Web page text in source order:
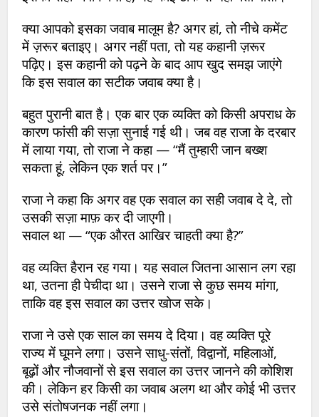
क्या आपको इसका जवाब मालूम है? अगर हां, तो नीचे कमेंट
में ज़रूर बताइए। अगर नहीं पता, तो यह कहानी ज़रूर
पढ़िए। इस कहानी को पढ़ने के बाद आप खुद समझ जाएंगे
कि इस सवाल का सटीक जवाब क्या है।
बहुत पुरानी बात है। एक बार एक व्यक्ति को किसी अपराध के
कारण फांसी की सज़ा सुनाई गई थी। जब वह राजा के दरबार
में लाया गया, तो राजा ने कहा — “मैं तुम्हारी जान बख्श
सकता हूं, लेकिन एक शर्त पर।”
राजा ने कहा कि अगर वह एक सवाल का सही जवाब दे दे, तो
उसकी सज़ा माफ़ कर दी जाएगी।
सवाल था — “एक औरत आखिर चाहती क्या है?”
वह व्यक्ति हैरान रह गया। यह सवाल जितना आसान लग रहा
था, उतना ही पेचीदा था। उसने राजा से कुछ समय मांगा,
ताकि वह इस सवाल का उत्तर खोज सके।
राजा ने उसे एक साल का समय दे दिया। वह व्यक्ति पूरे
राज्य में घूमने लगा। उसने साधु-संतों, विद्वानों, महिलाओं,
बूढ़ों और नौजवानों से इस सवाल का उत्तर जानने की कोशिश
की। लेकिन हर किसी का जवाब अलग था और कोई भी उत्तर
उसे संतोषजनक नहीं लगा।